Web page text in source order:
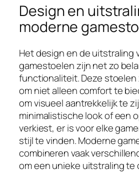
Design en
moderne
Het design en de uitstraling
gamestoelen zijn net zo
functionaliteit. Deze
om niet alleen comfort te
om visueel aantrekkelijk te
minimalistische look of een
verkiest, er is voor elke
stijl te vinden. Moderne
combineren vaak
om een unieke uitstraling te